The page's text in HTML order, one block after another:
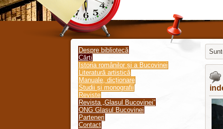
Despre bibliotecă
Cărți
Istoria românilor și a Bucovinei
Literatură artistică
Manuale, dicționare
Studii și monografii
Reviste
Revista „Glasul Bucovinei”
ONG Glasul Bucovinei
Parteneri
Contact